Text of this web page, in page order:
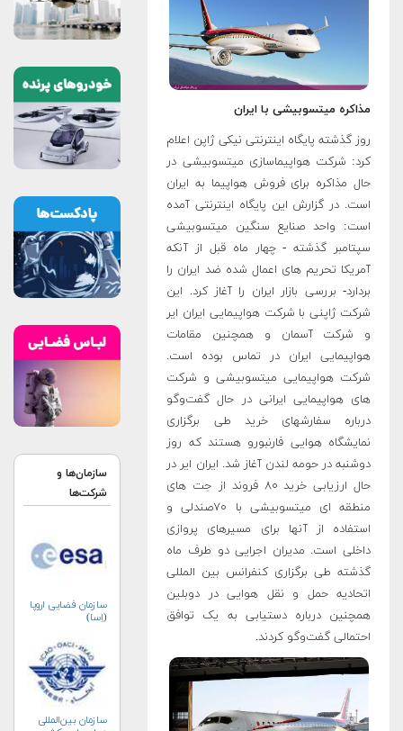
مذاکره میتسوبیشی با ایران
روز گذشته پایگاه اینترنتی نیکی ژاپن اعلام
کرد: شرکت هواپیماسازی میتسوبیشی در
حال مذاکره برای فروش هواپیما به ایران
است. در گزارش این پایگاه اینترنتی آمده
است: واحد صنایع سنگین میتسوبیشی
سپتامبر گذشته - چهار ماه قبل از آنکه
آمریکا تحریم های اعمال شده ضد ایران را
بردارد- بررسی بازار ایران را آغاز کرد. این
شرکت ژاپنی با شرکت هواپیمایی ایران ایر
و شرکت آسمان و همچنین مقامات
هواپیمایی ایران در تماس بوده است.
شرکت هواپیمایی میتسوبیشی و شرکت
های هواپیمایی ایرانی در حال گفت‌وگو
درباره سفارشهای خرید طی برگزاری
نمایشگاه هوایی فارنبورو هستند که روز
دوشنبه در حومه لندن آغاز شد. ایران ایر در
حال ارزیابی خرید ۸۰ فروند از جت های
منطقه ای میتسوبیشی با ۷۰صندلی و
استفاده از آنها برای مسیرهای پروازی
داخلی است. مدیران اجرایی دو طرف ماه
گذشته طی برگزاری کنفرانس بین المللی
اتحادیه حمل و نقل هوایی در دوبلین
همچنین درباره دستیابی به یک توافق
احتمالی گفت‌وگو کردند.
سازمان‌ها و
شرکت‌ها
سازمان فضایی اروپا
(اِسا)
سازمان بین‌المللی